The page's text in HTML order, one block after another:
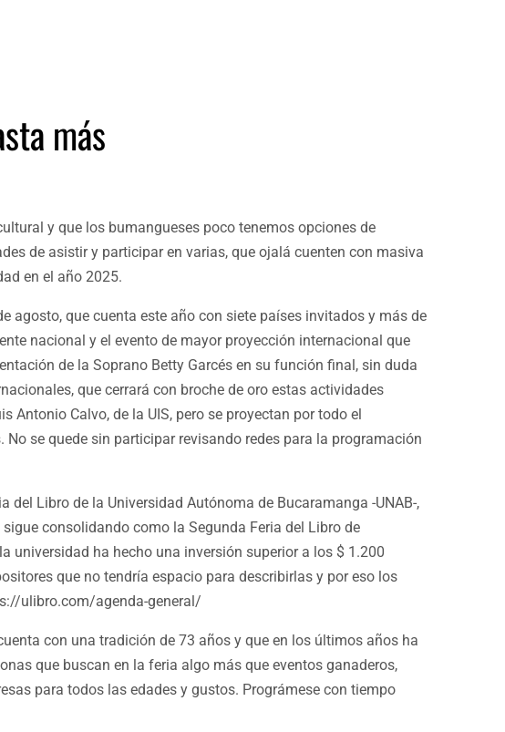
más
y que los bumangueses poco tenemos opciones de
de asistir y participar en varias, que ojalá cuenten con masiva
en el año 2025.
agosto, que cuenta este año con siete países invitados y más de
nacional y el evento de mayor proyección internacional que
de la Soprano Betty Garcés en su función final, sin duda
que cerrará con broche de oro estas actividades
Antonio Calvo, de la UIS, pero se proyectan por todo el
se quede sin participar revisando redes para la programación
del Libro de la Universidad Autónoma de Bucaramanga -UNAB-,
consolidando como la Segunda Feria del Libro de
universidad ha hecho una inversión superior a los $ 1.200
que no tendría espacio para describirlas y por eso los
ulibro.com/agenda-general/
con una tradición de 73 años y que en los últimos años ha
que buscan en la feria algo más que eventos ganaderos,
para todos las edades y gustos. Prográmese con tiempo